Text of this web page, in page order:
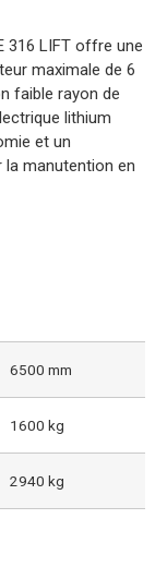
316 LIFT offre une
maximale de 6
faible rayon de
lithium
et un
manutention en
6500 mm
1600 kg
2940 kg